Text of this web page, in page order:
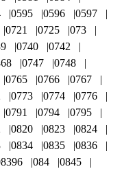
0595 0596
0597
0721 0725
073
0740
0742
0747
0748
0765 0766
0767
0773 0774
0776
0791 0794
0795
0820 0823
0824
0834 0835
0836
084
0845